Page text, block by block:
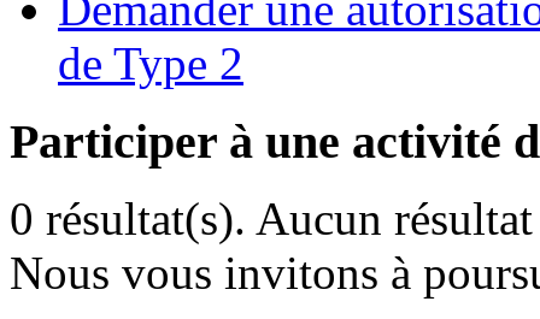
de Type 2
Participer à une activité
0 résultat(s). Aucun
Nous vous invitons à